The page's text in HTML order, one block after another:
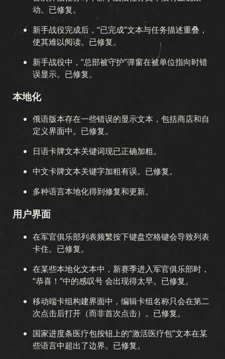
动。已修复。
新手战役完成后，“已完成”文本与任务描述重叠，
使其难以阅读。已修复。
新手战役中，“总部被守护”弹窗在被单位指向时错
误显示。已修复。
本地化
俄语版本存在一些错误的显示文本，包括商店和自
定义界面中。已修复。
日语卡牌文本关键词现已正确加粗。
中文卡牌文本关键字加粗有误。已修复。
多种语言本地化得到修复和更新。
用户界面
在军官俱乐部列表频繁按下键盘空格键会导致列表
卡住。已修复。
在某些本地化文本中，新赛季进入军官俱乐部时，
“恭喜！”中的感叹号 会出现得太早。已修复。
移动端卡组构建界面中，编辑卡组名称只会在第二
次点击后打开（而非首次点击）。已修复。
国家进度条医疗包按钮上的“激活医疗包”文本在某
些语言中超出了边界。已修复。